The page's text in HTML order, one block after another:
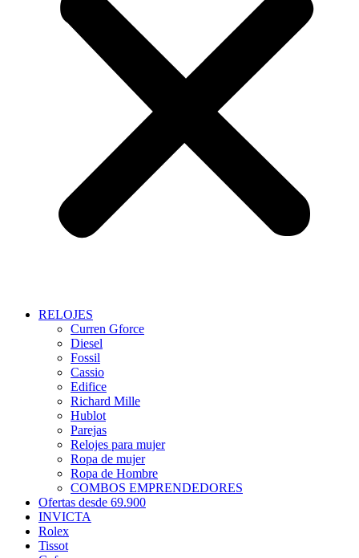
RELOJES
Curren Gforce
Diesel
Fossil
Cassio
Edifice
Richard Mille
Hublot
Parejas
Relojes para mujer
Ropa de mujer
Ropa de Hombre
COMBOS EMPRENDEDORES
Ofertas desde 69.900
INVICTA
Rolex
Tissot